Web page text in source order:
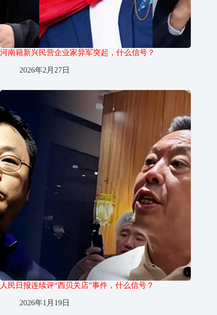
河南籍新兴民营企业家异军突起，什么信号？
2026年2月27日
人民日报连续评“西贝关店”事件，什么信号？
2026年1月19日